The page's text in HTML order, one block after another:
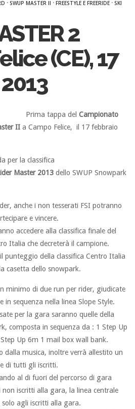
·SWUP MASTER II ·FREESTYLE E FREERIDE ·SKI
2
(CE), 17
Prima tappa delCampionato
II a Campo Felice, il 17 febbraio
per la classifica
Master 2013 dello SWUP Snowpark
anche i non tesserati FSI potranno
e vincere.
accedere alla classifica finale del
Italia che decreterà il campione.
punteggio della classifica Centro Italia
casetta dello snowpark.
minimo di due run per rider, giudicate
in sequenza nella linea Slope Style.
per la gara saranno quelle della
composta in sequenza da : 1 Step Up
Up 6m 1 mail box wall bank.
dalla musica, inoltre verrà allestito un
di tutti gli iscritti.
al di fuori del percorso di gara
iscritti alla gara, la linea centrale
agli iscritti alla gara.